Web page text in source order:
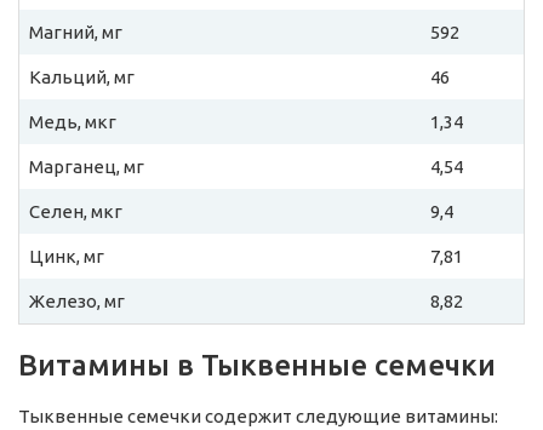
Магний, мг 592
Кальций, мг 46
Медь, мкг 1,34
Марганец, мг 4,54
Селен, мкг 9,4
Цинк, мг 7,81
Железо, мг 8,82
Витамины в Тыквенные семечки
Тыквенные семечки содержит следующие витамины: